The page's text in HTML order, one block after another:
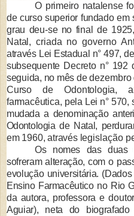
O primeiro natalense
de curso superior fundado em
grau deu-se no final de 1925,
Natal,criada no governo
através Lei Estadual n°497,
subsequente Decreto n°
seguida, no mês de dezembro
Curso de Odontologia,
farmacêutica, pela Lei n° 570,
mudada a denominação an­
Odon­tologia de Natal,
em 1960, através le­gislação
Os nomes das duas
sofreram alteração, como
evolução universitária.
Ensino Far­macêutico no Rio
da autora, professora e
Aguiar), neta do